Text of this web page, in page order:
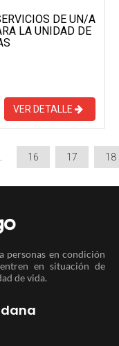
DE UN/A
LA UNIDAD DE
VER DETALLE
16 17 18
personas en condición
en situación de
de vida.